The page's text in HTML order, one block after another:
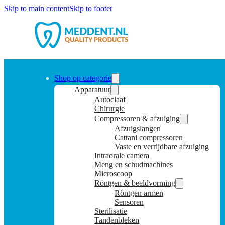
Skip to main contentSkip to footer
Shop op categorie
Apparatuur
Autoclaaf
Chirurgie
Compressoren & afzuiging
Afzuigslangen
Cattani compressoren
Vaste en verrijdbare afzuiging
Intraorale camera
Meng en schudmachines
Microscoop
Röntgen & beeldvorming
Röntgen armen
Sensoren
Sterilisatie
Tandenbleken